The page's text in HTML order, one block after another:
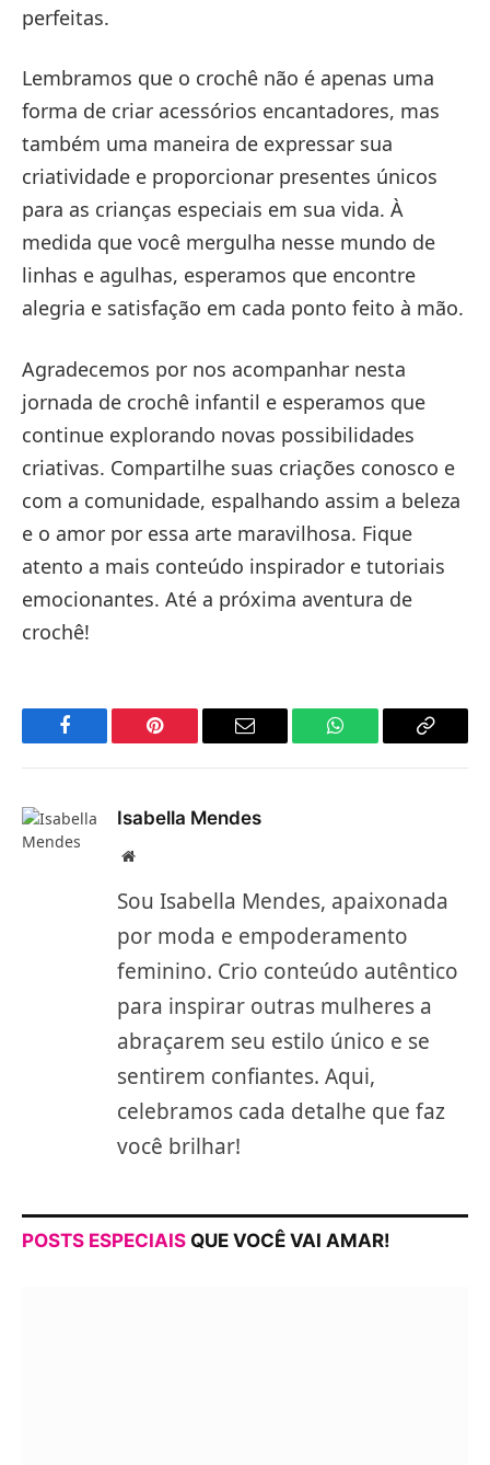
perfeitas.
Lembramos que o crochê não é apenas uma
forma de criar acessórios encantadores, mas
também uma maneira de expressar sua
criatividade e proporcionar presentes únicos
para as crianças especiais em sua vida. À
medida que você mergulha nesse mundo de
linhas e agulhas, esperamos que encontre
alegria e satisfação em cada ponto feito à mão.
Agradecemos por nos acompanhar nesta
jornada de crochê infantil e esperamos que
continue explorando novas possibilidades
criativas. Compartilhe suas criações conosco e
com a comunidade, espalhando assim a beleza
e o amor por essa arte maravilhosa. Fique
atento a mais conteúdo inspirador e tutoriais
emocionantes. Até a próxima aventura de
crochê!
Facebook Pinterest Email WhatsApp Copy
Isabella Mendes
Site/Blog
Sou Isabella Mendes, apaixonada
por moda e empoderamento
feminino. Crio conteúdo autêntico
para inspirar outras mulheres a
abraçarem seu estilo único e se
sentirem confiantes. Aqui,
celebramos cada detalhe que faz
você brilhar!
POSTS ESPECIAIS QUE VOCÊ VAI AMAR!